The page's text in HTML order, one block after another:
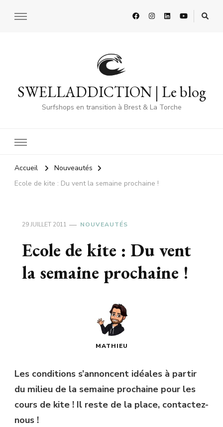
SWELLADDICTION | Le blog
Surfshops en transition à Brest & La Torche
Accueil
Nouveautés
Ecole de kite : Du vent la semaine prochaine !
29 JUILLET 2011 NOUVEAUTÉS
Ecole de kite : Du vent
la semaine prochaine !
MATHIEU
Les conditions s’annoncent idéales à partir
du milieu de la semaine prochaine pour les
cours de kite ! Il reste de la place, contactez-
nous !